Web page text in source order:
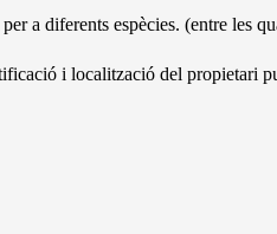
a diferents espècies. (entre les
i localització del propietari